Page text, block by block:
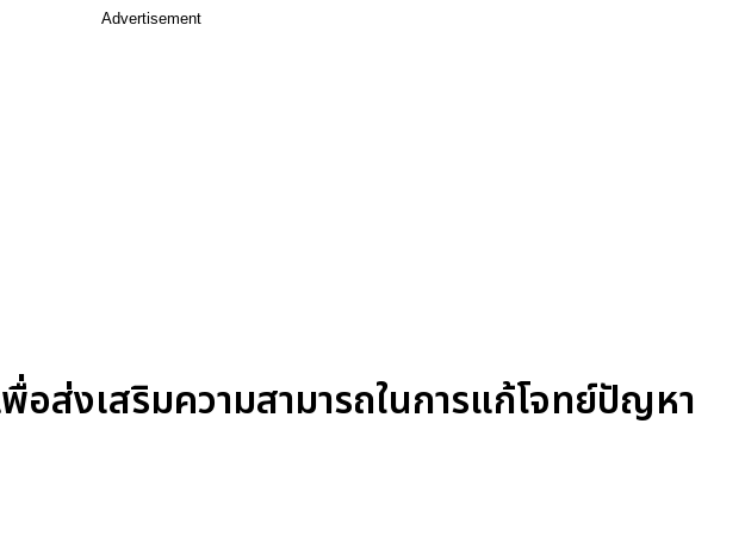
Advertisement
อส่งเสริมความสามารถในการแก้โจทย์ปัญหา